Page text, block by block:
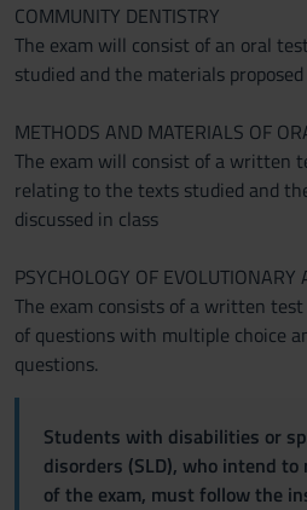
COMMUNITY DENTISTRY
The exam will consist of an oral
studied and the materials
METHODS AND MATERIALS OF
The exam will consist of a written
relating to the texts studied and
discussed in class
PSYCHOLOGY OF EVOLUTIONARY
The exam consists of a written
of questions with multiple choice
questions.
Students with disabilities or
disorders (SLD), who intend
of the exam, must follow the